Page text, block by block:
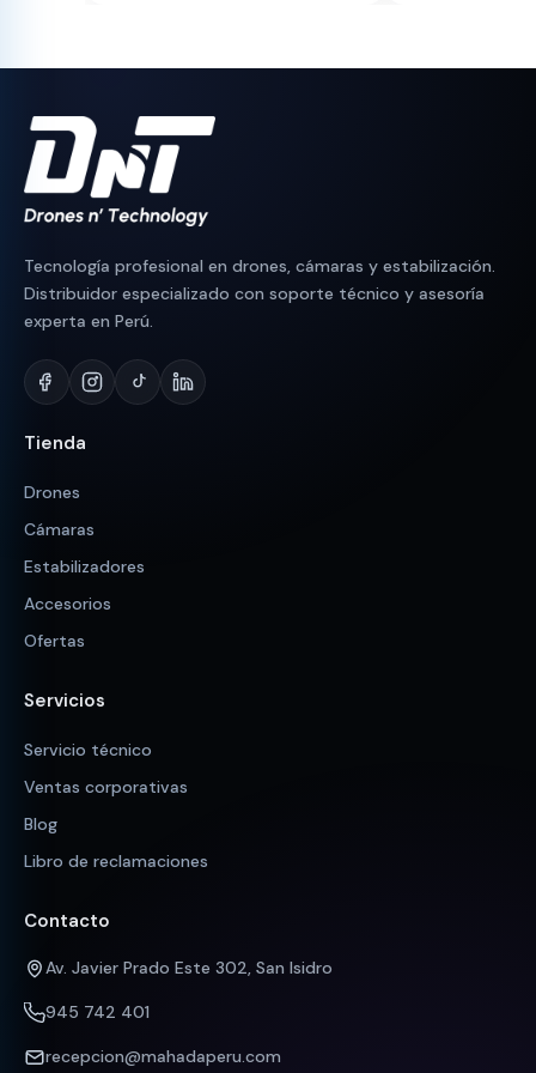
Tecnología profesional en drones, cámaras y estabilización.
Distribuidor especializado con soporte técnico y asesoría
experta en Perú.
Tienda
Drones
Cámaras
Estabilizadores
Accesorios
Ofertas
Servicios
Servicio técnico
Ventas corporativas
Blog
Libro de reclamaciones
Contacto
Av. Javier Prado Este 302, San Isidro
945 742 401
recepcion@mahadaperu.com